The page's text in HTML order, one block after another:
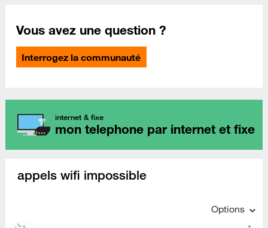
Vous avez une question ?
Interrogez la communauté
internet & fixe
mon telephone par internet et fixe
appels wifi impossible
Options